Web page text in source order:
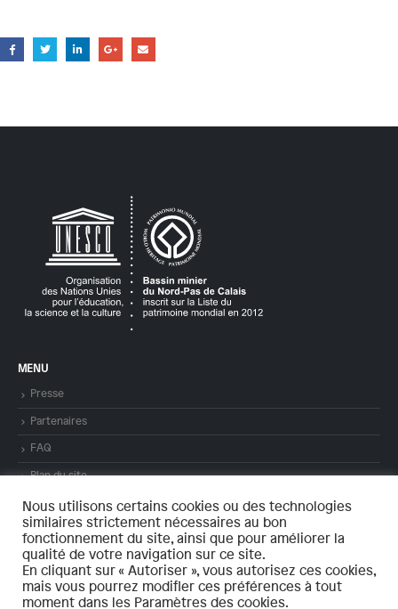
MENU
Presse
Partenaires
FAQ
Plan du site
Mentions légales
Contact
Nous utilisons certains cookies ou des technologies
similaires strictement nécessaires au bon
fonctionnement du site, ainsi que pour améliorer la
qualité de votre navigation sur ce site.
En cliquant sur « Autoriser », vous autorisez ces cookies,
mais vous pourrez modifier ces préférences à tout
moment dans les Paramètres des cookies.